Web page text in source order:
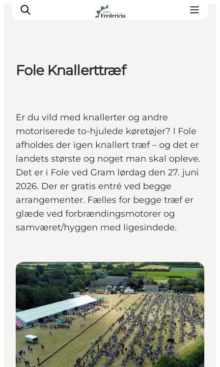
Spisesteder
Overnatning
Planlæg din tur
Book guidet tur
Fole Knallerttræf
Er du vild med knallerter og andre
motoriserede to-hjulede køretøjer? I Fole
afholdes der igen knallert træf – og det er
landets største og noget man skal opleve.
Det er i Fole ved Gram lørdag den 27. juni
2026. Der er gratis entré ved begge
arrangementer. Fælles for begge træf er
glæde ved forbrændingsmotorer og
samværet/hyggen med ligesindede.
Det sker